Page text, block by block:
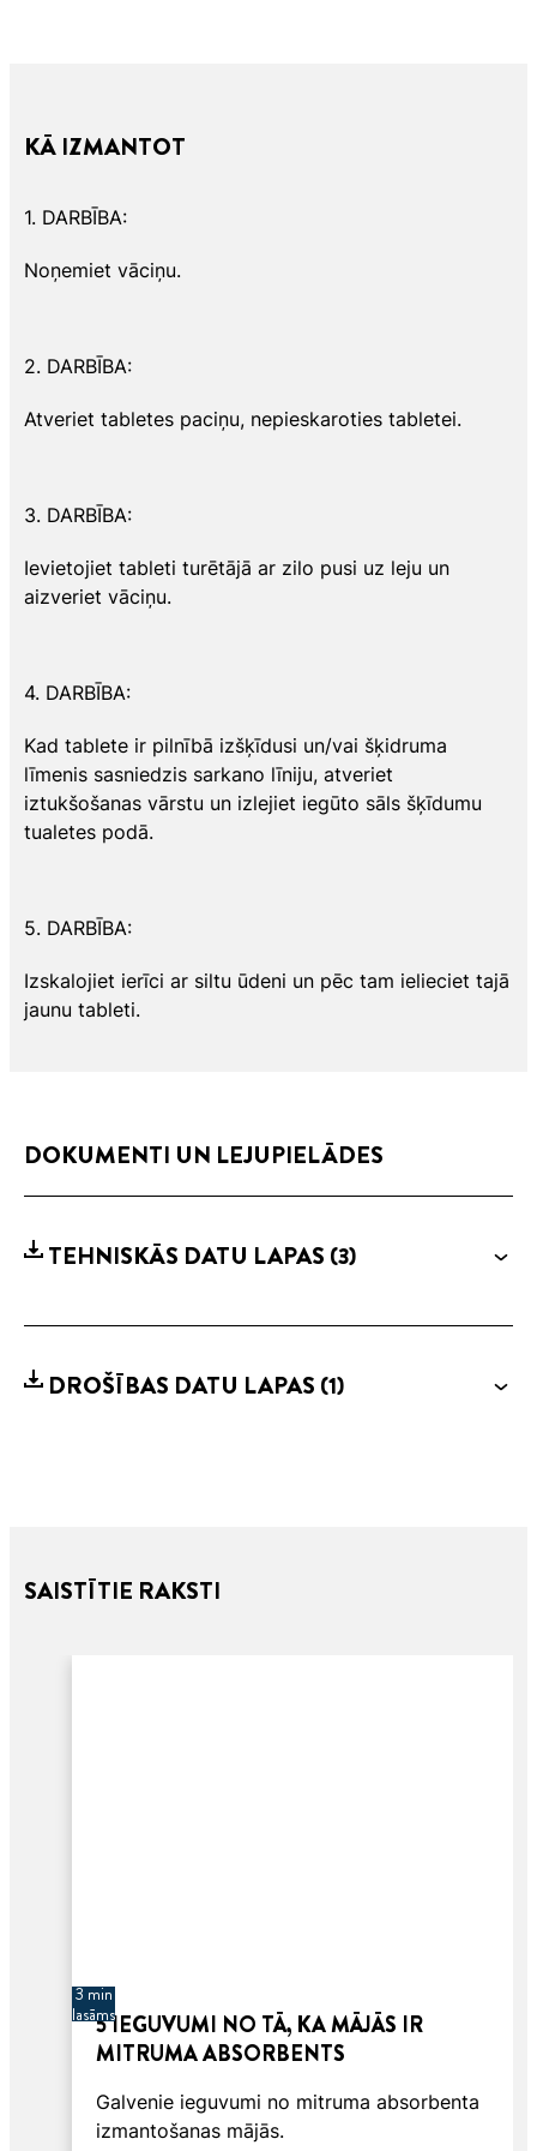
KĀ IZMANTOT
1. DARBĪBA:
Noņemiet vāciņu.
2. DARBĪBA:
Atveriet tabletes paciņu, nepieskaroties tabletei.
3. DARBĪBA:
Ievietojiet tableti turētājā ar zilo pusi uz leju un
aizveriet vāciņu.
4. DARBĪBA:
Kad tablete ir pilnībā izšķīdusi un/vai šķidruma
līmenis sasniedzis sarkano līniju, atveriet
iztukšošanas vārstu un izlejiet iegūto sāls šķīdumu
tualetes podā.
5. DARBĪBA:
Izskalojiet ierīci ar siltu ūdeni un pēc tam ielieciet tajā
jaunu tableti.
DOKUMENTI UN LEJUPIELĀDES
TEHNISKĀS DATU LAPAS (3)
DROŠĪBAS DATU LAPAS (1)
SAISTĪTIE RAKSTI
3 min
lasāms5 IEGUVUMI NO TĀ, KA MĀJĀS IR
MITRUMA ABSORBENTS
Galvenie ieguvumi no mitruma absorbenta
izmantošanas mājās.